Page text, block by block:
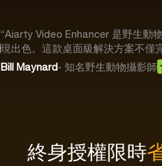
“Aiarty Video Enhancer 是野生動
現出色。這款桌面級解決方案不僅
Bill Maynard- 知名野生動物攝影師
終身授權限時